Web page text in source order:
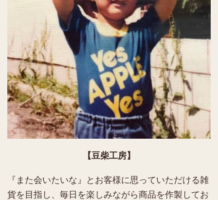
【豆柴工房】
『また会いたいな』とお客様に思っていただける雑
貨を目指し、毎日を楽しみながら商品を作製してお